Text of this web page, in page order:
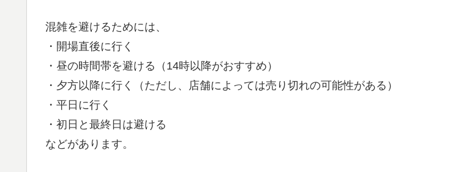
混雑を避けるためには、
・開場直後に行く
・昼の時間帯を避ける（14時以降がおすすめ）
・夕方以降に行く（ただし、店舗によっては売り切れの可能性がある）
・平日に行く
・初日と最終日は避ける
などがあります。